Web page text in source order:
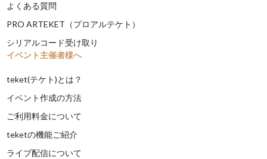
よくある質問
PRO ARTEKET（プロアルテケト）
シリアルコード受け取り
イベント主催者様へ
teket(テケト)とは？
イベント作成の方法
ご利用料金について
teketの機能ご紹介
ライブ配信について